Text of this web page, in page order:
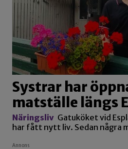
Systrar har
matställe längs
Näringsliv Gatuköket vid
har fått nytt liv. Sedan några
Annons